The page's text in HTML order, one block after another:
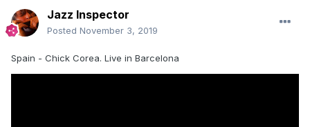
Jazz Inspector
Posted November 3, 2019
Spain - Chick Corea. Live in Barcelona